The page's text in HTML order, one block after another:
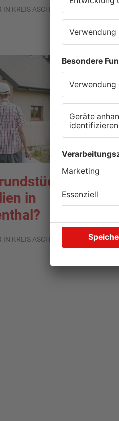
KREIS ASCHAFFENBURG
für
in
KREIS ASCHAFFENBURG